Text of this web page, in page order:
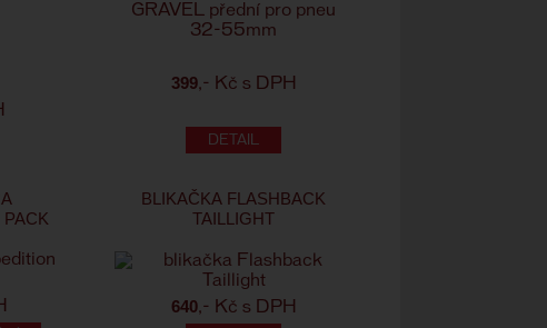
399,- Kč s DPH
BLIKAČKA FLASHBACK
TAILLIGHT
640,- Kč s DPH